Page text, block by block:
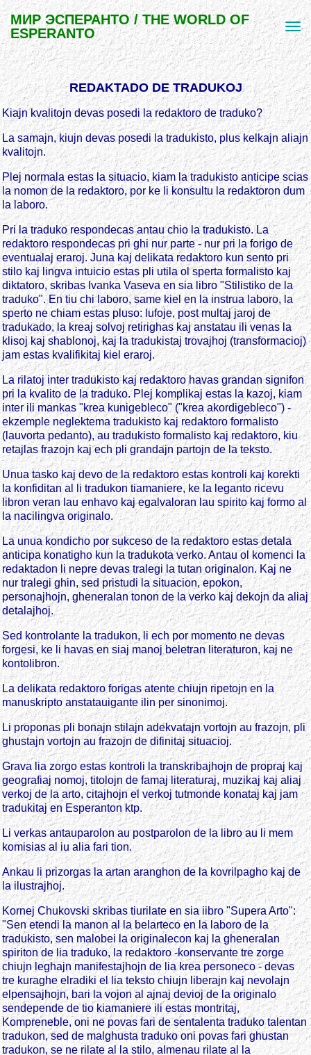
МИР ЭСПЕРАНТО / THE WORLD OF
ESPERANTO
REDAKTADO DE TRADUKOJ
Kiajn kvalitojn devas posedi la redaktoro de traduko?
La samajn, kiujn devas posedi la tradukisto, plus kelkajn aliajn
kvalitojn.
Plej normala estas la situacio, kiam la tradukisto anticipe scias
la nomon de la redaktoro, por ke li konsultu la redaktoron dum
la laboro.
Pri la traduko respondecas antau chio la tradukisto. La
redaktoro respondecas pri ghi nur parte - nur pri la forigo de
eventualaj eraroj. Juna kaj delikata redaktoro kun sento pri
stilo kaj lingva intuicio estas pli utila ol sperta formalisto kaj
diktatoro, skribas Ivanka Vaseva en sia libro "Stilistiko de la
traduko". En tiu chi laboro, same kiel en la instrua laboro, la
sperto ne chiam estas pluso: lufoje, post multaj jaroj de
tradukado, la kreaj solvoj retirighas kaj anstatau ili venas la
klisoj kaj shablonoj, kaj la tradukistaj trovajhoj (transformacioj)
jam estas kvalifikitaj kiel eraroj.
La rilatoj inter tradukisto kaj redaktoro havas grandan signifon
pri la kvalito de la traduko. Plej komplikaj estas la kazoj, kiam
inter ili mankas "krea kunigebleco" ("krea akordigebleco") -
ekzemple neglektema tradukisto kaj redaktoro formalisto
(lauvorta pedanto), au tradukisto formalisto kaj redaktoro, kiu
retajlas frazojn kaj ech pli grandajn partojn de la teksto.
Unua tasko kaj devo de la redaktoro estas kontroli kaj korekti
la konfiditan al li tradukon tiamaniere, ke la leganto ricevu
libron veran lau enhavo kaj egalvaloran lau spirito kaj formo al
la nacilingva originalo.
La unua kondicho por sukceso de la redaktoro estas detala
anticipa konatigho kun la tradukota verko. Antau ol komenci la
redaktadon li nepre devas tralegi la tutan originalon. Kaj ne
nur tralegi ghin, sed pristudi la situacion, epokon,
personajhojn, gheneralan tonon de la verko kaj dekojn da aliaj
detalajhoj.
Sed kontrolante la tradukon, li ech por momento ne devas
forgesi, ke li havas en siaj manoj beletran literaturon, kaj ne
kontolibron.
La delikata redaktoro forigas atente chiujn ripetojn en la
manuskripto anstatauigante ilin per sinonimoj.
Li proponas pli bonajn stilajn adekvatajn vortojn au frazojn, pli
ghustajn vortojn au frazojn de difinitaj situacioj.
Grava lia zorgo estas kontroli la transkribajhojn de propraj kaj
geografiaj nomoj, titolojn de famaj literaturaj, muzikaj kaj aliaj
verkoj de la arto, citajhojn el verkoj tutmonde konataj kaj jam
tradukitaj en Esperanton ktp.
Li verkas antauparolon au postparolon de la libro au li mem
komisias al iu alia fari tion.
Ankau li prizorgas la artan aranghon de la kovrilpagho kaj de
la ilustrajhoj.
Kornej Chukovski skribas tiurilate en sia iibro "Supera Arto":
"Sen etendi la manon al la belarteco en la laboro de la
tradukisto, sen malobei la originalecon kaj la gheneralan
spiriton de lia traduko, la redaktoro -konservante tre zorge
chiujn leghajn manifestajhojn de lia krea personeco - devas
tre kuraghe elradiki el lia teksto chiujn liberajn kaj nevolajn
elpensajhojn, bari la vojon al ajnaj devioj de la originalo
sendepende de tio kiamaniere ili estas montritaj,
Kompreneble, oni ne povas fari de sentalenta traduko talentan
tradukon, sed de malghusta traduko oni povas fari ghustan
tradukon, se ne rilate al la stilo, almenau rilate al la